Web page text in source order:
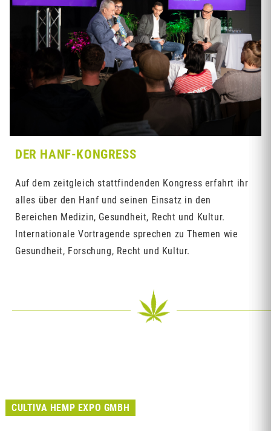
DER HANF-KONGRESS
Auf dem zeitgleich stattfindenden Kongress erfahrt ihr
alles über den Hanf und seinen Einsatz in den
Bereichen Medizin, Gesundheit, Recht und Kultur.
Internationale Vortragende sprechen zu Themen wie
Gesundheit, Forschung, Recht und Kultur.
CULTIVA HEMP EXPO GMBH